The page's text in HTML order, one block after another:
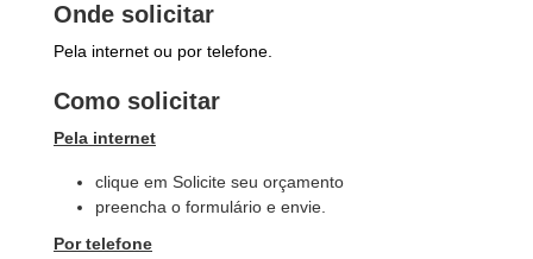
Onde solicitar
Pela internet ou por telefone.
Como solicitar
Pela internet
clique em Solicite seu orçamento
preencha o formulário e envie.
Por telefone